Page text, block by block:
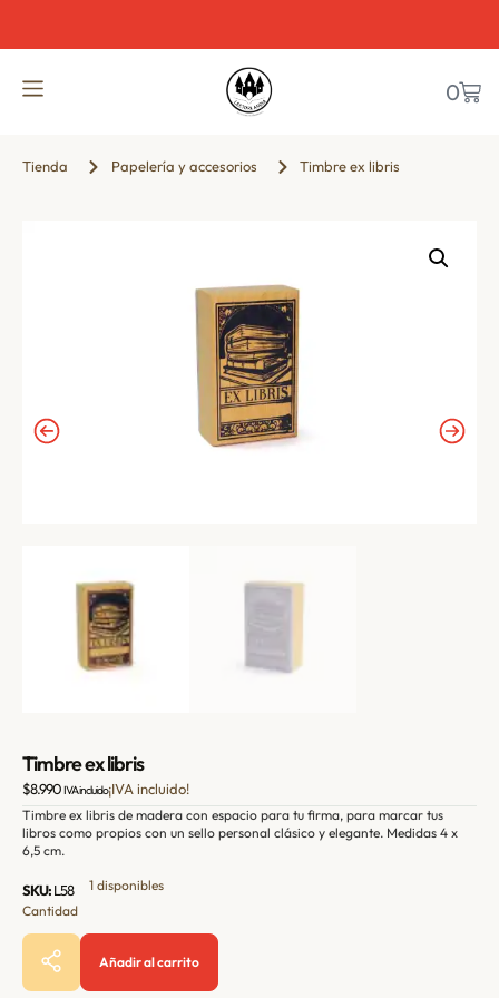
0
Tienda Papelería y accesorios Timbre ex libris
Timbre ex libris
$8.990IVA incluido
Timbre ex libris de madera con espacio para tu firma, para marcar tus
libros como propios con un sello personal clásico y elegante. Medidas 4 x
6,5 cm.
SKU:L58 1 disponibles
Añadir al carrito